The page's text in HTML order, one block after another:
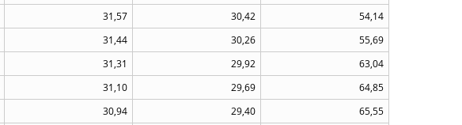
31,57 30,42
54,14
31,44 30,26
55,69
31,31 29,92
63,04
31,10 29,69
64,85
30,94 29,40
65,55